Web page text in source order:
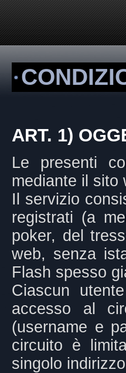
ART. 1)
Le presenti
mediante il sito
Il servizio
registrati (a
poker, del
web, senza
Flash spesso
Ciascun
accesso al
(username e
circuito è
singolo